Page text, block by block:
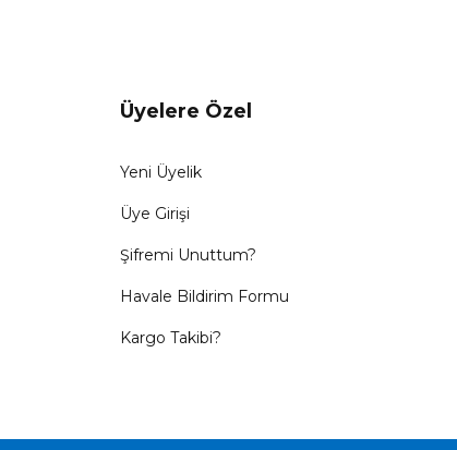
Üyelere Özel
Yeni Üyelik
Üye Girişi
Şifremi Unuttum?
Havale Bildirim Formu
Kargo Takibi?